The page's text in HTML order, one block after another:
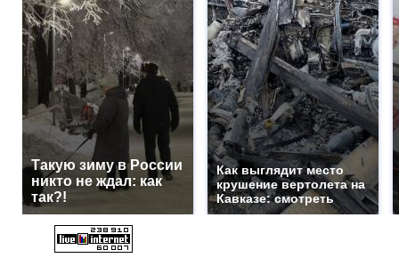
Такую зиму в России
никто не ждал: как
так?!
Как выглядит место
крушение вертолета на
Кавказе: смотреть